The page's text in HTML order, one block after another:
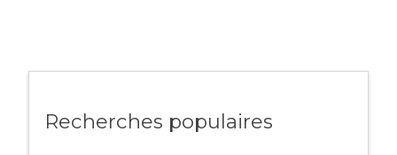
Recherches populaires